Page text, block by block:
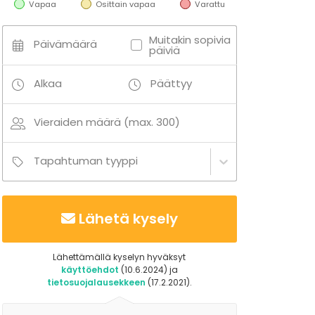
Vapaa Osittain vapaa Varattu
Päivämäärä Muitakin sopivia
päiviä
Alkaa Päättyy
Vieraiden määrä (max. 300)
Tapahtuman tyyppi
Lähetä kysely
Lähettämällä kyselyn hyväksyt
käyttöehdot (10.6.2024) ja
tietosuojalausekkeen (17.2.2021).